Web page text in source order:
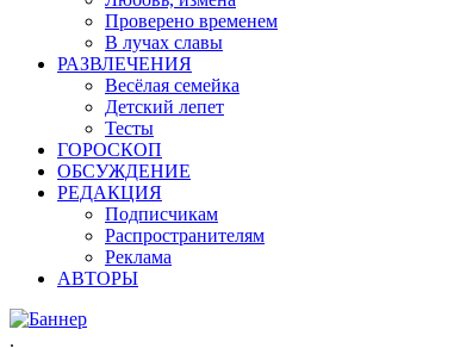
Проверено временем
В лучах славы
РАЗВЛЕЧЕНИЯ
Весёлая семейка
Детский лепет
Тесты
ГОРОСКОП
ОБСУЖДЕНИЕ
РЕДАКЦИЯ
Подписчикам
Распространителям
Реклама
АВТОРЫ
.